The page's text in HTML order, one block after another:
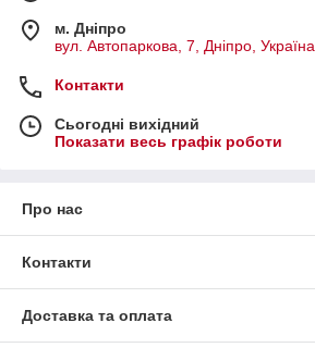
м. Дніпро
вул. Автопаркова, 7, Дніпро, Україна
Контакти
Сьогодні вихідний
Показати весь графік роботи
Про нас
Контакти
Доставка та оплата